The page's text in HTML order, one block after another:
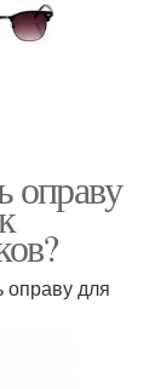
оправу
оправу для